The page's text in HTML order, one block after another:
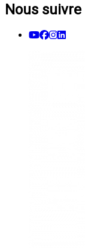
Nous suivre